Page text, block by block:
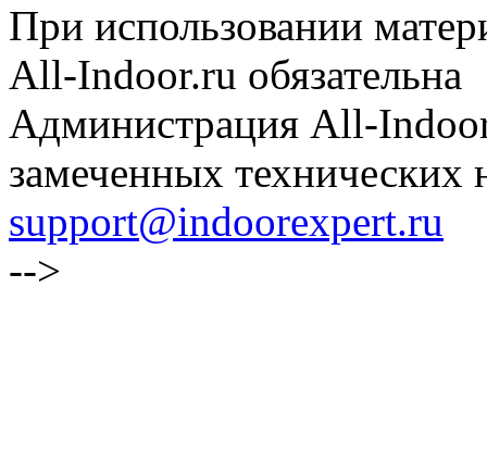
При использовании
All-Indoor.ru обязательна
Администрация All-
замеченных технических
support@indoorexpert.ru
-->